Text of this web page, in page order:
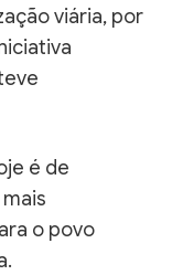
viária, por
é de
o povo